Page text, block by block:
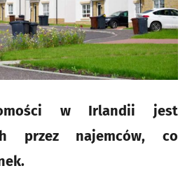
w Irlandii jest
przez najemców, co